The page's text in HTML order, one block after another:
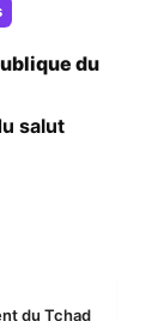
du
salut
du Tchad